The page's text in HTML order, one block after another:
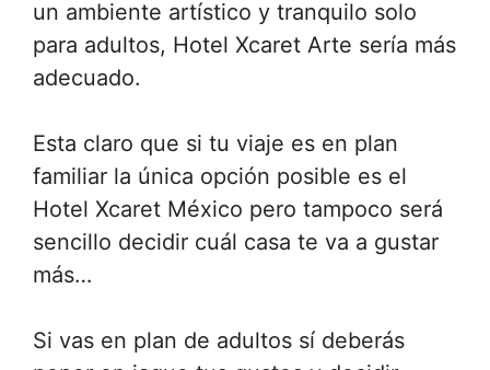
un ambiente artístico y tranquilo solo
para adultos, Hotel Xcaret Arte sería más
adecuado.
Esta claro que si tu viaje es en plan
familiar la única opción posible es el
Hotel Xcaret México pero tampoco será
sencillo decidir cuál casa te va a gustar
más…
Si vas en plan de adultos sí deberás